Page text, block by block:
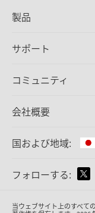
製品
DaVinci Resolve/
ATEMプロダクション
ディスクレコーダー
Cintelフィルムスキ
放送用コンバーター
モニタリング
MultiView
サポート
サポートセンター
コミュニティ
会社概要
会社概要
メディア
国および地域:
国または地域から
フォローする:
当ウェブサイト上のすべて